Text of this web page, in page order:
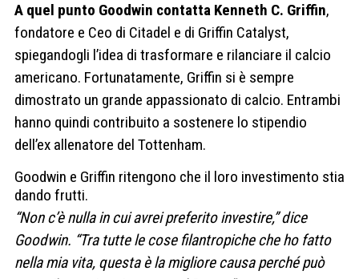
A quel punto Goodwin contatta Kenneth C. Griffin,
fondatore e Ceo di Citadel e di Griffin Catalyst,
spiegandogli l’idea di trasformare e rilanciare il calcio
americano. Fortunatamente, Griffin si è sempre
dimostrato un grande appassionato di calcio. Entrambi
hanno quindi contribuito a sostenere lo stipendio
dell’ex allenatore del Tottenham.
Goodwin e Griffin ritengono che il loro investimento stia
dando frutti.
“Non c’è nulla in cui avrei preferito investire,” dice
Goodwin. “Tra tutte le cose filantropiche che ho fatto
nella mia vita, questa è la migliore causa perché può